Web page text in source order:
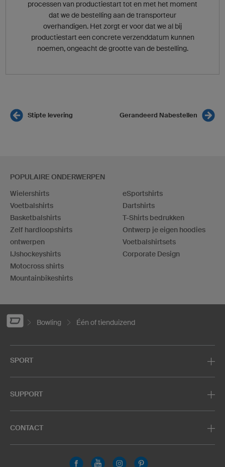
processen van productiestart tot en met het moment
dat we de bestelling aan de transporteur
overhandigen. Het zorgt er voor dat we al bij
productiestart een concrete verzenddatum kunnen
noemen, ongeacht de grootte van de bestelling.
Stipte levering Gerandeerd Nabestellen
POPULAIRE ONDERWERPEN
Wielershirts
Voetbalshirts
Basketbalshirts
Zelf hardloopshirts
ontwerpen
IJshockeyshirts
Motocross shirts
Mountainbikeshirts
eSportshirts
Dartshirts
T-Shirts bedrukken
Ontwerp je eigen hoodies
Voetbalshirtsets
Corporate Design
Bowling Één of tienduizend
SPORT
SUPPORT
CONTACT